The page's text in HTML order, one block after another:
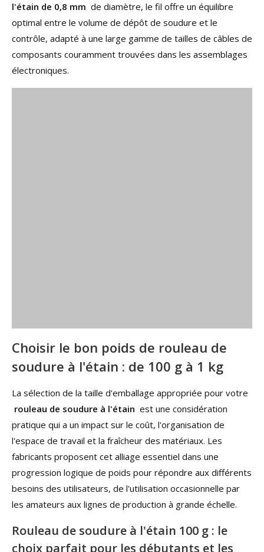
l'étain de 0,8 mm de diamètre, le fil offre un équilibre
optimal entre le volume de dépôt de soudure et le
contrôle, adapté à une large gamme de tailles de câbles de
composants couramment trouvées dans les assemblages
électroniques.
Choisir le bon poids de rouleau de
soudure à l'étain : de 100 g à 1 kg
La sélection de la taille d'emballage appropriée pour votre
rouleau de soudure à l'étain est une considération
pratique qui a un impact sur le coût, l'organisation de
l'espace de travail et la fraîcheur des matériaux. Les
fabricants proposent cet alliage essentiel dans une
progression logique de poids pour répondre aux différents
besoins des utilisateurs, de l'utilisation occasionnelle par
les amateurs aux lignes de production à grande échelle.
Rouleau de soudure à l'étain 100 g : le
choix parfait pour les débutants et les